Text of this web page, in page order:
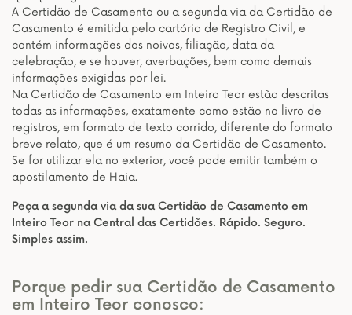
A Certidão de Casamento ou a segunda via da Certidão de
Casamento é emitida pelo cartório de Registro Civil, e
contém informações dos noivos, filiação, data da
celebração, e se houver, averbações, bem como demais
informações exigidas por lei.
Na Certidão de Casamento em Inteiro Teor estão descritas
todas as informações, exatamente como estão no livro de
registros, em formato de texto corrido, diferente do formato
breve relato, que é um resumo da Certidão de Casamento.
Se for utilizar ela no exterior, você pode emitir também o
apostilamento de Haia.
Peça a segunda via da sua Certidão de Casamento em
Inteiro Teor na Central das Certidões. Rápido. Seguro.
Simples assim.
Porque pedir sua Certidão de Casamento
em Inteiro Teor conosco: